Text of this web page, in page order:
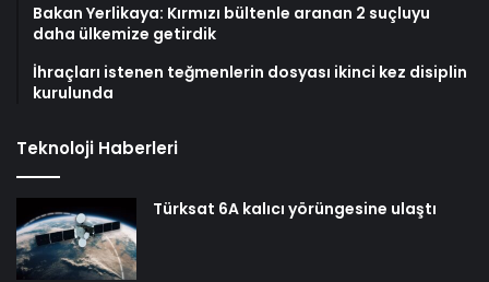
Bakan Yerlikaya: Kırmızı bültenle aranan 2 suçluyu
daha ülkemize getirdik
İhraçları istenen teğmenlerin dosyası ikinci kez disiplin
kurulunda
Teknoloji Haberleri
Türksat 6A kalıcı yörüngesine ulaştı